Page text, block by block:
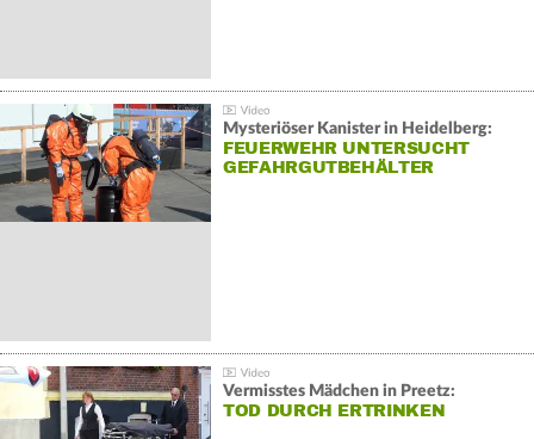
Mysteriöser Kanister in Heidelberg:
FEUERWEHR UNTERSUCHT
GEFAHRGUTBEHÄLTER
Vermisstes Mädchen in Preetz:
TOD DURCH ERTRINKEN